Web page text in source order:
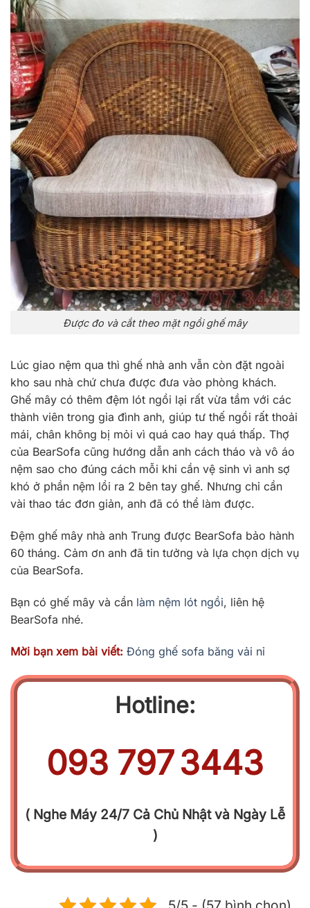
Được đo và cắt theo mặt ngồi ghế mây
Lúc giao nệm qua thì ghế nhà anh vẫn còn đặt ngoài
kho sau nhà chứ chưa được đưa vào phòng khách.
Ghế mây có thêm đệm lót ngồi lại rất vừa tầm với các
thành viên trong gia đình anh, giúp tư thế ngồi rất thoải
mái, chân không bị mỏi vì quá cao hay quá thấp. Thợ
của BearSofa cũng hướng dẫn anh cách tháo và vô áo
nệm sao cho đúng cách mỗi khi cần vệ sinh vì anh sợ
khó ở phần nệm lồi ra 2 bên tay ghế. Nhưng chỉ cần
vài thao tác đơn giản, anh đã có thể làm được.
Đệm ghế mây nhà anh Trung được BearSofa bảo hành
60 tháng. Cảm ơn anh đã tin tưởng và lựa chọn dịch vụ
của BearSofa.
Bạn có ghế mây và cần làm nệm lót ngồi, liên hệ
BearSofa nhé.
Mời bạn xem bài viết: Đóng ghế sofa băng vải nỉ
Hotline:
093 797.3443
( Nghe Máy 24/7 Cả Chủ Nhật và Ngày Lễ
)